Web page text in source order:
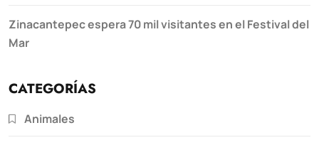
Zinacantepec espera 70 mil visitantes en el Festival del
Mar
CATEGORÍAS
Animales